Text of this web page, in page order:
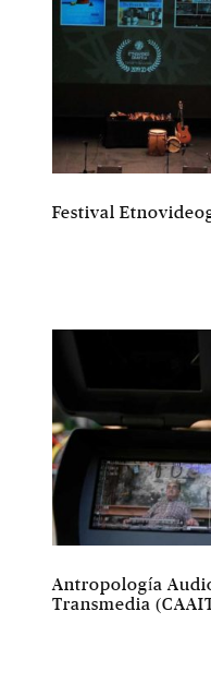
Festival
Antropología
Transmedia